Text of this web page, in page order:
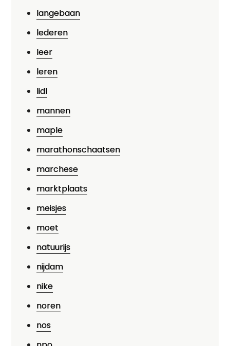
langebaan
lederen
leer
leren
lidl
mannen
maple
marathonschaatsen
marchese
marktplaats
meisjes
moet
natuurijs
nijdam
nike
noren
nos